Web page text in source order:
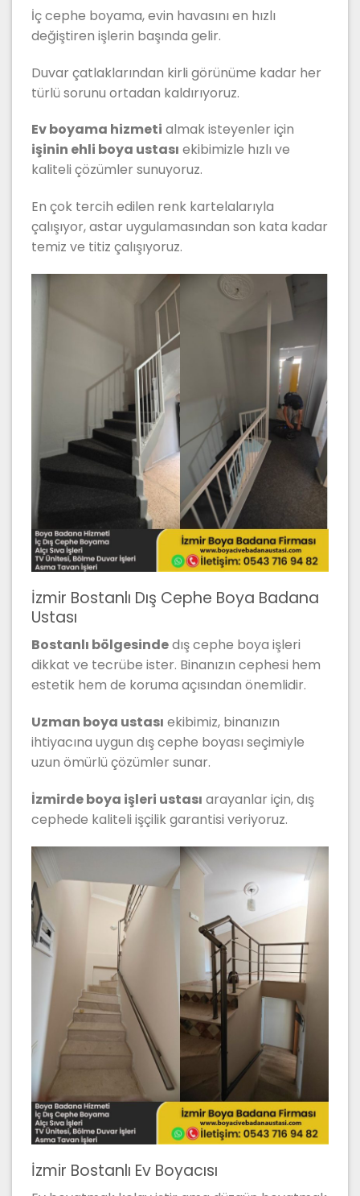
İç cephe boyama, evin havasını en hızlı
değiştiren işlerin başında gelir.
Duvar çatlaklarından kirli görünüme kadar her
türlü sorunu ortadan kaldırıyoruz.
Ev boyama hizmeti almak isteyenler için
işinin ehli boya ustası ekibimizle hızlı ve
kaliteli çözümler sunuyoruz.
En çok tercih edilen renk kartelalarıyla
çalışıyor, astar uygulamasından son kata kadar
temiz ve titiz çalışıyoruz.
İzmir Bostanlı Dış Cephe Boya Badana
Ustası
Bostanlı bölgesindedış cephe boya işleri
dikkat ve tecrübe ister. Binanızın cephesi hem
estetik hem de koruma açısından önemlidir.
Uzman boya ustası ekibimiz, binanızın
ihtiyacına uygun dış cephe boyası seçimiyle
uzun ömürlü çözümler sunar.
İzmirde boya işleri ustası arayanlar için, dış
cephede kaliteli işçilik garantisi veriyoruz.
İzmir Bostanlı Ev Boyacısı